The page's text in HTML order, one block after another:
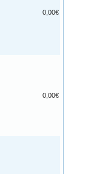
0,00€
0,00€